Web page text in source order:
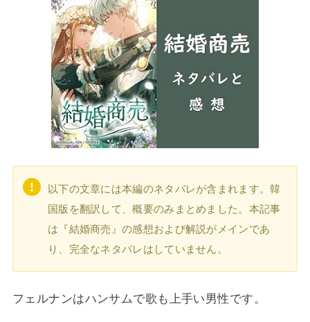
以下の文章には本編のネタバレが含まれます。韓
国版を翻訳して、概要のみまとめました。本記事
は『結婚商売』の感想および解説がメインであ
り、完全なネタバレはしていません。
フェルナンはハンサムで歌も上手い男性です。